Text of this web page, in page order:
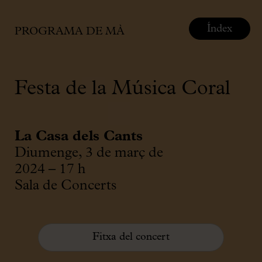
PROGRAMA DE MÀ
Festa de la Música Coral
La Casa dels Cants
Diumenge, 3 de març de
2024 – 17 h
Sala de Concerts
Fitxa del concert
Índex